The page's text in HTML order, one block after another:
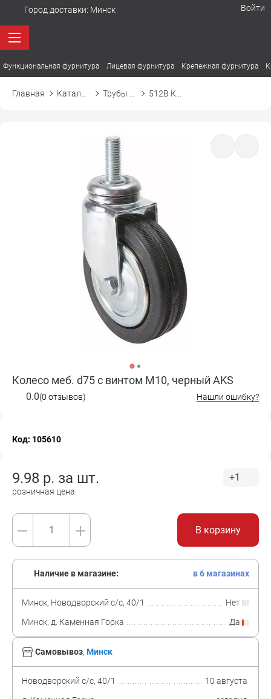
Город доставки: Минск Войти
Функциональная фурнитура Лицевая фурнитура Крепежная фурнитура
Главная
Колесо меб. d75 с винтом М10, черный AKS
0.0(0 отзывов) Нашли ошибку?
Код: 105610
9.98 р. за шт.
розничная цена
+1
В корзину
Самовывоз, Минск
Новодворский с/с, 40/1
10 августа
Наличие в магазине: в 6 магазинах
Минск, Новодворский с/с, 40/1
Нет
Минск, д. Каменная Горка
Да